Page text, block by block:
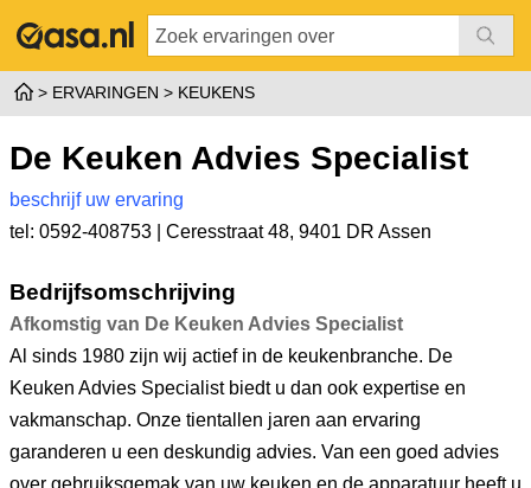
ERVARINGEN KEUKENS
De Keuken Advies Specialist
beschrijf uw ervaring
tel: 0592-408753 | Ceresstraat 48, 9401 DR Assen
Bedrijfsomschrijving
Afkomstig van De Keuken Advies Specialist
Al sinds 1980 zijn wij actief in de keukenbranche. De
Keuken Advies Specialist biedt u dan ook expertise en
vakmanschap. Onze tientallen jaren aan ervaring
garanderen u een deskundig advies. Van een goed advies
over gebruiksgemak van uw keuken en de apparatuur heeft u